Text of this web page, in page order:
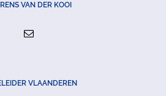
VAN DER KOOI
VLAANDEREN